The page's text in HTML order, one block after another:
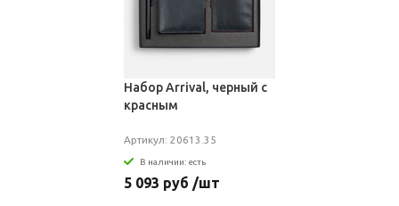
Набор Arrival, черный с
красным
Артикул: 20613.35
В наличии: есть
5 093 руб /шт